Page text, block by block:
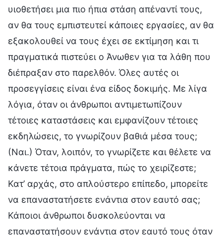
υιοθετήσει μια πιο ήπια στάση απέναντί τους,
αν θα τους εμπιστευτεί κάποιες εργασίες, αν θα
εξακολουθεί να τους έχει σε εκτίμηση και τι
πραγματικά πιστεύει ο Άνωθεν για τα λάθη που
διέπραξαν στο παρελθόν. Όλες αυτές οι
προσεγγίσεις είναι ένα είδος δοκιμής. Με λίγα
λόγια, όταν οι άνθρωποι αντιμετωπίζουν
τέτοιες καταστάσεις και εμφανίζουν τέτοιες
εκδηλώσεις, το γνωρίζουν βαθιά μέσα τους;
(Ναι.) Όταν, λοιπόν, το γνωρίζετε και θέλετε να
κάνετε τέτοια πράγματα, πώς το χειρίζεστε;
Κατ’ αρχάς, στο απλούστερο επίπεδο, μπορείτε
να επαναστατήσετε ενάντια στον εαυτό σας;
Κάποιοι άνθρωποι δυσκολεύονται να
επαναστατήσουν ενάντια στον εαυτό τους όταν